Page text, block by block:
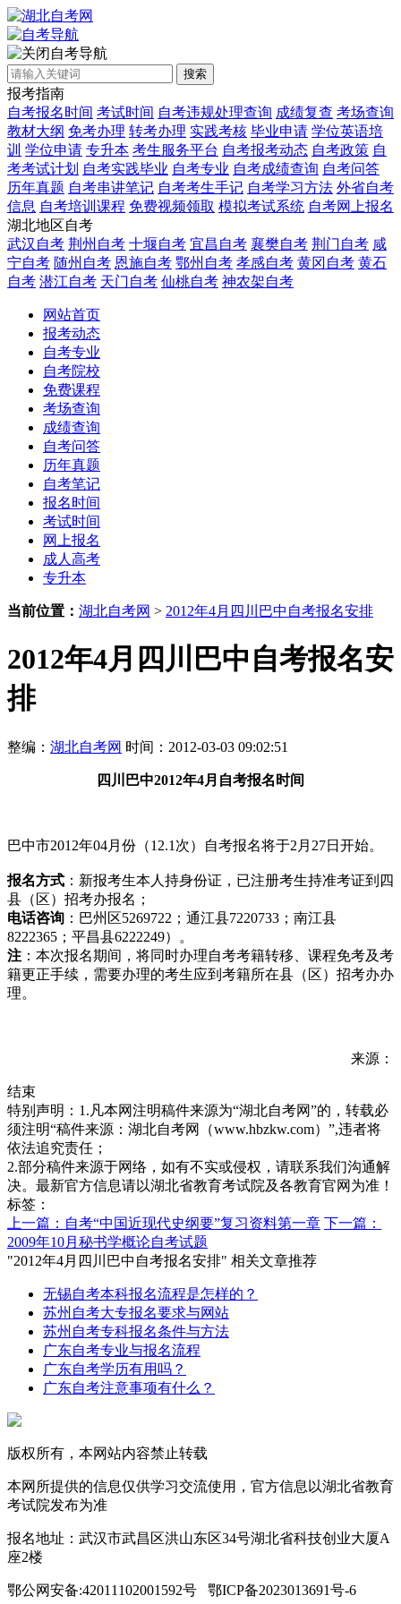
自考导航
搜索
报考指南
自考报名时间 考试时间 自考违规处理查询 成绩复查 考场查询
教材大纲 免考办理 转考办理 实践考核 毕业申请 学位英语培
训 学位申请 专升本 考生服务平台 自考报考动态 自考政策 自
考考试计划 自考实践毕业 自考专业 自考成绩查询 自考问答
历年真题 自考串讲笔记 自考考生手记 自考学习方法 外省自考
信息 自考培训课程 免费视频领取 模拟考试系统 自考网上报名
湖北地区自考
武汉自考 荆州自考 十堰自考 宜昌自考 襄樊自考 荆门自考 咸
宁自考 随州自考 恩施自考 鄂州自考 孝感自考 黄冈自考 黄石
自考 潜江自考 天门自考 仙桃自考 神农架自考
网站首页
报考动态
自考专业
自考院校
免费课程
考场查询
成绩查询
自考问答
历年真题
自考笔记
报名时间
考试时间
网上报名
成人高考
专升本
当前位置： 湖北自考网 > 2012年4月四川巴中自考报名安排
2012年4月四川巴中自考报名安
排
整编： 湖北自考网 时间：2012-03-03 09:02:51
四川巴中2012年4月自考报名时间
巴中市2012年04月份（12.1次）自考报名将于2月27日开始。
报名方式 ：新报考生本人持身份证，已注册考生持准考证到四
县（区）招考办报名；
电话咨询 ：巴州区5269722；通江县7220733；南江县
8222365；平昌县6222249）。
注 ：本次报名期间，将同时办理自考考籍转移、课程免考及考
籍更正手续，需要办理的考生应到考籍所在县（区）招考办办
理。
来源：
结束
特别声明：1.凡本网注明稿件来源为“湖北自考网”的，转载必
须注明“稿件来源：湖北自考网（www.hbzkw.com）”,违者将
依法追究责任；
2.部分稿件来源于网络，如有不实或侵权，请联系我们沟通解
决。最新官方信息请以湖北省教育考试院及各教育官网为准！
标签：
上一篇：自考“中国近现代史纲要”复习资料第一章 下一篇：
2009年10月秘书学概论自考试题
"2012年4月四川巴中自考报名安排" 相关文章推荐
无锡自考本科报名流程是怎样的？
苏州自考大专报名要求与网站
苏州自考专科报名条件与方法
广东自考专业与报名流程
广东自考学历有用吗？
广东自考注意事项有什么？
版权所有，本网站内容禁止转载
本网所提供的信息仅供学习交流使用，官方信息以湖北省教育
考试院发布为准
报名地址：武汉市武昌区洪山东区34号湖北省科技创业大厦A
座2楼
鄂公网安备:42011102001592号 鄂ICP备2023013691号-6